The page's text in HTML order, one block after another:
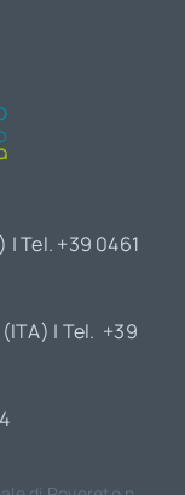
| Tel. +39 0461
| Tel. +39